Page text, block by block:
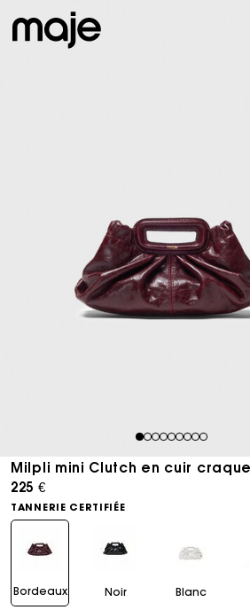
123456789
Milpli mini Clutch en cuir
225 €
TANNERIE CERTIFIÉE
Bordeaux Noir Blanc